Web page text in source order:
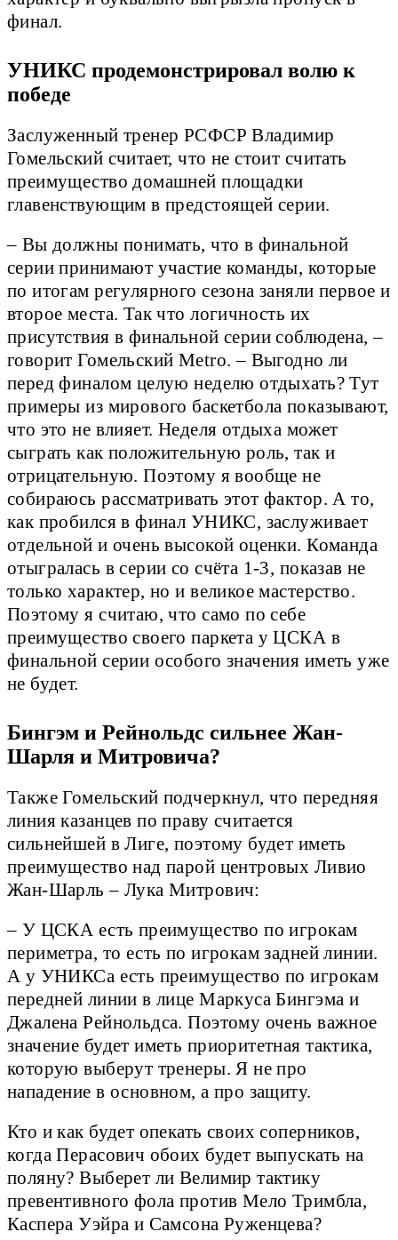
финал.
УНИКС продемонстрировал волю к
победе
Заслуженный тренер РСФСР Владимир
Гомельский считает, что не стоит считать
преимущество домашней площадки
главенствующим в предстоящей серии.
– Вы должны понимать, что в финальной
серии принимают участие команды, которые
по итогам регулярного сезона заняли первое и
второе места. Так что логичность их
присутствия в финальной серии соблюдена, –
говорит Гомельский Metro. – Выгодно ли
перед финалом целую неделю отдыхать? Тут
примеры из мирового баскетбола показывают,
что это не влияет. Неделя отдыха может
сыграть как положительную роль, так и
отрицательную. Поэтому я вообще не
собираюсь рассматривать этот фактор. А то,
как пробился в финал УНИКС, заслуживает
отдельной и очень высокой оценки. Команда
отыгралась в серии со счёта 1-3, показав не
только характер, но и великое мастерство.
Поэтому я считаю, что само по себе
преимущество своего паркета у ЦСКА в
финальной серии особого значения иметь уже
не будет.
Бингэм и Рейнольдс сильнее Жан-
Шарля и Митровича?
Также Гомельский подчеркнул, что передняя
линия казанцев по праву считается
сильнейшей в Лиге, поэтому будет иметь
преимущество над парой центровых Ливио
Жан-Шарль – Лука Митрович:
– У ЦСКА есть преимущество по игрокам
периметра, то есть по игрокам задней линии.
А у УНИКСа есть преимущество по игрокам
передней линии в лице Маркуса Бингэма и
Джалена Рейнольдса. Поэтому очень важное
значение будет иметь приоритетная тактика,
которую выберут тренеры. Я не про
нападение в основном, а про защиту.
Кто и как будет опекать своих соперников,
когда Перасович обоих будет выпускать на
поляну? Выберет ли Велимир тактику
превентивного фола против Мело Тримбла,
Каспера Уэйра и Самсона Руженцева?